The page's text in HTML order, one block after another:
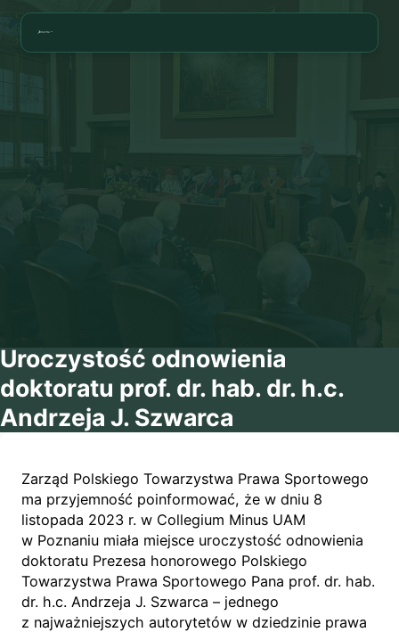
Uroczystość odnowienia
doktoratu prof. dr. hab. dr. h.c.
Andrzeja J. Szwarca
Zarząd Polskiego Towarzystwa Prawa Sportowego
ma przyjemność poinformować, że w dniu 8
listopada 2023 r. w Collegium Minus UAM
w Poznaniu miała miejsce uroczystość odnowienia
doktoratu Prezesa honorowego Polskiego
Towarzystwa Prawa Sportowego Pana prof. dr. hab.
dr. h.c. Andrzeja J. Szwarca – jednego
z najważniejszych autorytetów w dziedzinie prawa